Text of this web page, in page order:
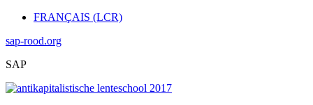
FRANÇAIS (LCR)
sap-rood.org
SAP